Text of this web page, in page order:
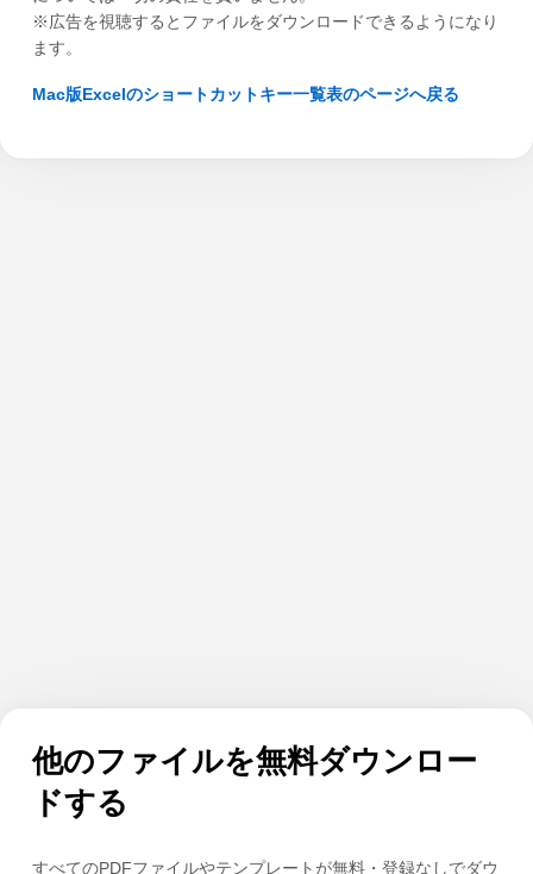
※広告を視聴するとファイルをダウンロードできるようになり
ます。
Mac版Excelのショートカットキー一覧表のページへ戻る
他のファイルを無料ダウンロー
ドする
すべてのPDFファイルやテンプレートが無料・登録なしでダウ